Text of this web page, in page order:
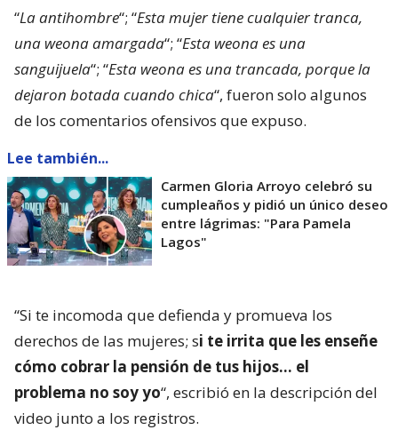
“La antihombre“; “Esta mujer tiene cualquier tranca,
una weona amargada“; “Esta weona es una
sanguijuela“; “Esta weona es una trancada, porque la
dejaron botada cuando chica“, fueron solo algunos
de los comentarios ofensivos que expuso.
Lee también...
Carmen Gloria Arroyo celebró su
cumpleaños y pidió un único deseo
entre lágrimas: "Para Pamela
Lagos"
“Si te incomoda que defienda y promueva los
derechos de las mujeres; si te irrita que les enseñe
cómo cobrar la pensión de tus hijos… el
problema no soy yo“, escribió en la descripción del
video junto a los registros.